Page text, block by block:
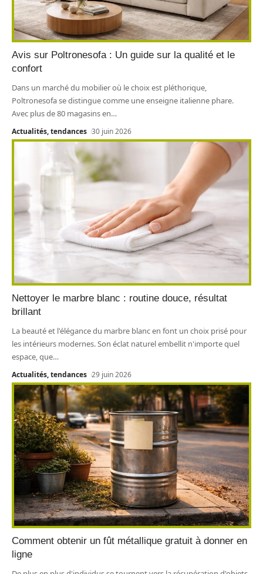
Avis sur Poltronesofa : Un guide sur la qualité et le
confort
Dans un marché du mobilier où le choix est pléthorique,
Poltronesofa se distingue comme une enseigne italienne phare.
Avec plus de 80 magasins en…
Actualités, tendances 30 juin 2026
Nettoyer le marbre blanc : routine douce, résultat
brillant
La beauté et l'élégance du marbre blanc en font un choix prisé pour
les intérieurs modernes. Son éclat naturel embellit n'importe quel
espace, que…
Actualités, tendances 29 juin 2026
Comment obtenir un fût métallique gratuit à donner en
ligne